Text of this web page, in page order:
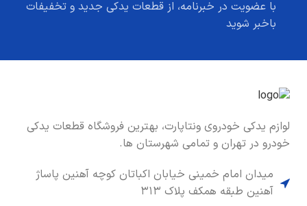
با عضویت در خبرنامه، از قطعات یدکی جدید و تخفیفات
باخبر شوید
لوازم یدکی خودروی ونتاپارت، بهترین فروشگاه قطعات یدکی
خودرو در تهران و تمامی شهرستان ها.
میدان امام خمینی خیابان اکباتان کوچه آهنین پاساژ
آهنین طبقه همکف پلاک ۳۱۳